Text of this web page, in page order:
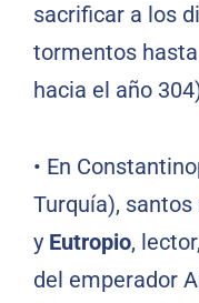
sacrificar a los
tormentos
hacia el año
• En
Turquía),
y Eutropio,
del emperador